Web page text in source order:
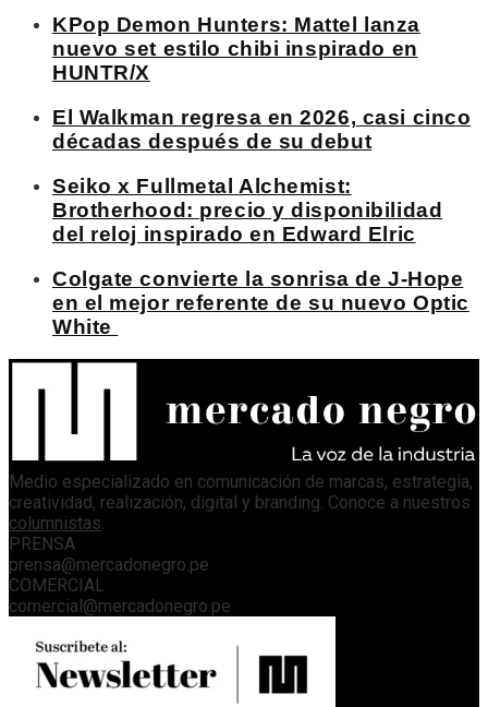
KPop Demon Hunters: Mattel lanza
nuevo set estilo chibi inspirado en
HUNTR/X
El Walkman regresa en 2026, casi cinco
décadas después de su debut
Seiko x Fullmetal Alchemist:
Brotherhood: precio y disponibilidad
del reloj inspirado en Edward Elric
Colgate convierte la sonrisa de J-Hope
en el mejor referente de su nuevo Optic
White
Medio especializado en comunicación de marcas, estrategia,
creatividad, realización, digital y branding. Conoce a nuestros
columnistas.
PRENSA
prensa@mercadonegro.pe
COMERCIAL
comercial@mercadonegro.pe